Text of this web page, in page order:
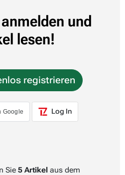
und
lesen!
registrieren
Google Log In
Sie 5 Artikel aus dem